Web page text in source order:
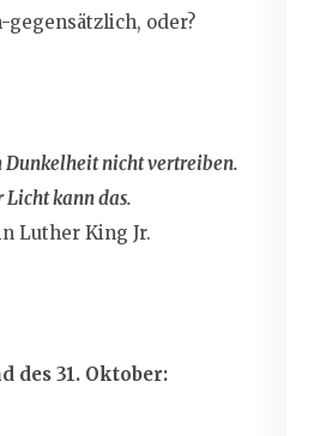
oder?
nicht vertreiben.
Licht kann das.
Luther King Jr.
des 31. Oktober: